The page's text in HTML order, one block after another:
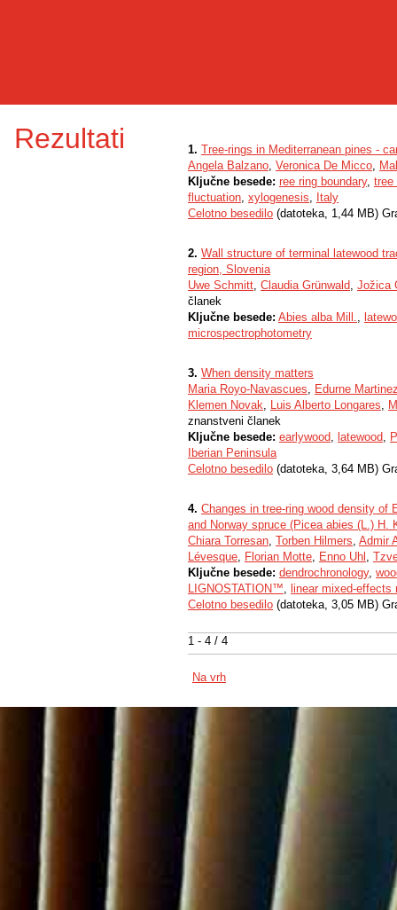
Rezultati
1 - 4 / 4
1. Tree-rings in Mediterranean pines -
Angela Balzano, Veronica De Micco,
Ključne besede: ree ring boundary, tree
fluctuation, xylogenesis, Italy
Celotno besedilo (datoteka, 1,44 MB)
2. Wall structure of terminal latewood
region, Slovenia
Uwe Schmitt, Claudia Grünwald, Jožica
članek
Ključne besede: Abies alba Mill.,
microspectrophotometry
3. When density matters
Maria Royo-Navascues, Edurne
Klemen Novak, Luis Alberto Longares,
znanstveni članek
Ključne besede: earlywood, latewood,
Iberian Peninsula
Celotno besedilo (datoteka, 3,64 MB)
4. Changes in tree-ring wood density of
and Norway spruce (Picea abies (L.) H.
Chiara Torresan, Torben Hilmers, Admir
Lévesque, Florian Motte, Enno Uhl ,
Ključne besede: dendrochronology,
LIGNOSTATION™, linear mixed-effects
Celotno besedilo (datoteka, 3,05 MB)
Na vrh